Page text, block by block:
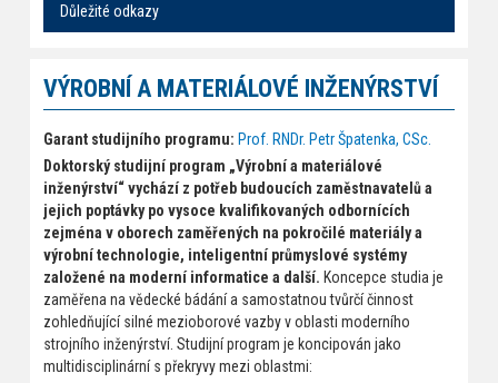
Důležité odkazy
VÝROBNÍ A MATERIÁLOVÉ INŽENÝRSTVÍ
Garant studijního programu: Prof. RNDr. Petr Špatenka, CSc.
Doktorský studijní program „Výrobní a materiálové
inženýrství“ vychází z potřeb budoucích zaměstnavatelů a
jejich poptávky po vysoce kvalifikovaných odbornících
zejména v oborech zaměřených na pokročilé materiály a
výrobní technologie, inteligentní průmyslové systémy
založené na moderní informatice a další. Koncepce studia je
zaměřena na vědecké bádání a samostatnou tvůrčí činnost
zohledňující silné mezioborové vazby v oblasti moderního
strojního inženýrství. Studijní program je koncipován jako
multidisciplinární s překryvy mezi oblastmi: